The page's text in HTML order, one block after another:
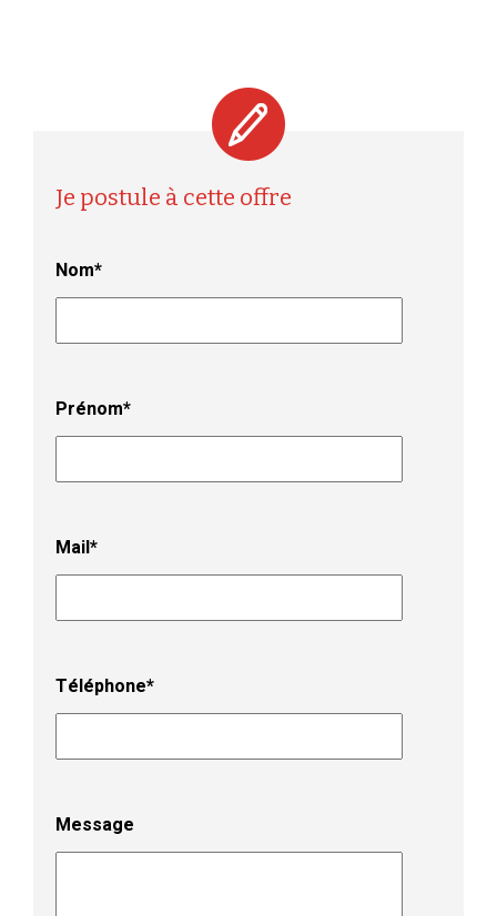
Je postule à cette offre
Nom*
Prénom*
Mail*
Téléphone*
Message